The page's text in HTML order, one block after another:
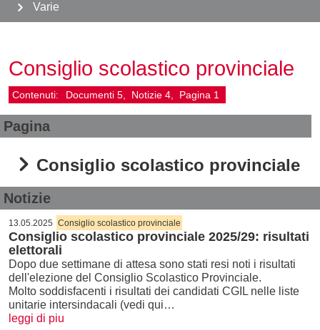
Consiglio scolastico provinciale
Contenuti: Documenti 5 Notizie 4 Pagina 1
Pagina
Consiglio scolastico provinciale
Notizie
13.05.2025 Consiglio scolastico provinciale
Consiglio scolastico provinciale 2025/29: risultati
elettorali
Dopo due settimane di attesa sono stati resi noti i risultati
dell'elezione del Consiglio Scolastico Provinciale.
Molto soddisfacenti i risultati dei candidati CGIL nelle liste
unitarie intersindacali (vedi qui…
leggi di piu
Varie